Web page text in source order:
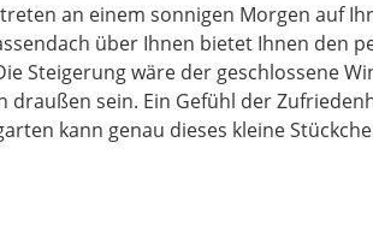
an einem sonnigen Morgen auf
über Ihnen bietet Ihnen den
Steigerung wäre der geschlossene
draußen sein. Ein Gefühl der
kann genau dieses kleine